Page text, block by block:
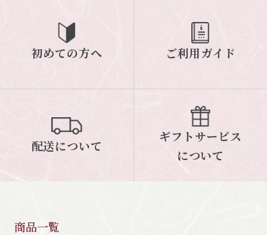
初めての方へ ご利用ガイド
配送について
ギフトサービス
について
商品一覧